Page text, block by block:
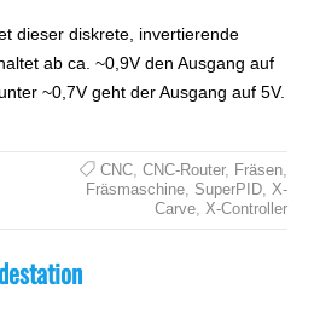
dieser diskrete, invertierende
ab ca. ~0,9V den Ausgang auf
~0,7V geht der Ausgang auf 5V.
CNC, CNC-Router, Fräsen,
Fräsmaschine, SuperPID, X-
Carve, X-Controller